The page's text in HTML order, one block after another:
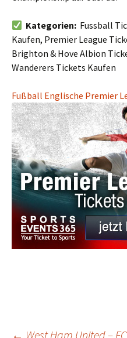
Kategorien: Fussball
Kaufen, Premier League
Brighton & Hove Albion
Wanderers Tickets Kaufen
Fußball Englische Premier
← West Ham United –